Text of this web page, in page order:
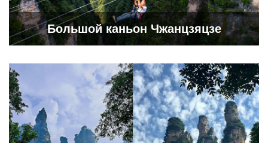
Большой каньон Чжанцзяцзе